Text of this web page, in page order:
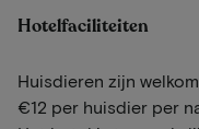
Hotelfaciliteiten
Huisdieren zijn
€12 per huisdier per